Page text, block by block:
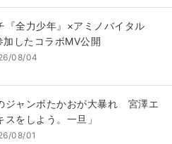
『全力少年』×アミノバイタル
したコラボMV公開
08/04
ジャンボたかおが大暴れ 宮澤エ
をしよう。一旦」
08/01